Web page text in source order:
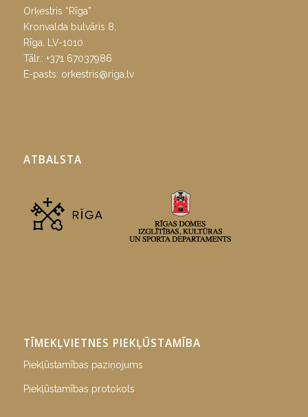
Orķestris “Rīga”
Kronvalda bulvāris 8,
Rīga, LV-1010
Tālr.: +371 67037986
E-pasts: orkestris@riga.lv
ATBALSTA
TĪMEKĻVIETNES PIEKĻŪSTAMĪBA
Piekļūstamības paziņojums
Piekļūstamības protokols